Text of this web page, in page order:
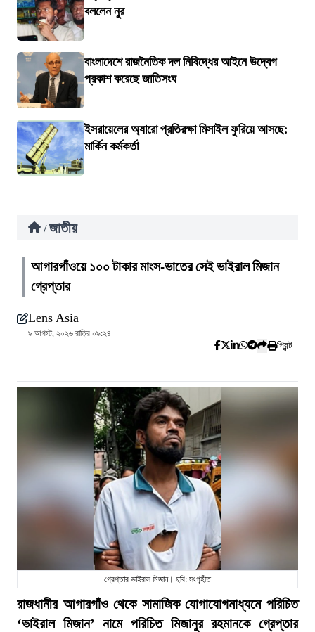
বললেন নুর
বাংলাদেশে রাজনৈতিক দল নিষিদ্ধের আইনে উদ্বেগ
প্রকাশ করেছে জাতিসংঘ
ইসরায়েলের অ্যারো প্রতিরক্ষা মিসাইল ফুরিয়ে আসছে:
মার্কিন কর্মকর্তা
/ জাতীয়
আগারগাঁওয়ে ১০০ টাকার মাংস-ভাতের সেই ভাইরাল মিজান
গ্রেপ্তার
Lens Asia
৯ আগস্ট, ২০২৬ রাত্রি ০৯:২৪
প্রিন্ট
গ্রেপ্তার ভাইরাল মিজান। ছবি: সংগৃহীত
রাজধানীর আগারগাঁও থেকে সামাজিক যোগাযোগমাধ্যমে পরিচিত
‘ভাইরাল মিজান’ নামে পরিচিত মিজানুর রহমানকে গ্রেপ্তার